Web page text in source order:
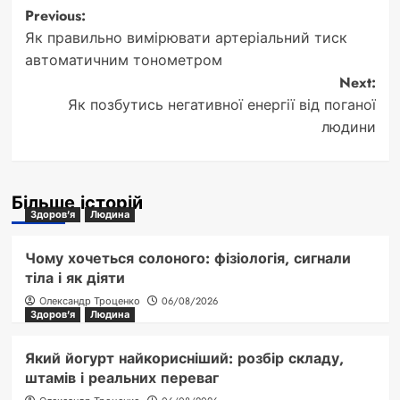
Post
navigation
Previous:
Як правильно вимірювати артеріальний тиск
автоматичним тонометром
Next:
Як позбутись негативної енергії від поганої
людини
Більше історій
Здоров'я Людина
Чому хочеться солоного: фізіологія, сигнали
тіла і як діяти
Олександр Троценко
06/08/2026
Здоров'я
Людина
Який йогурт найкорисніший: розбір складу,
штамів і реальних переваг